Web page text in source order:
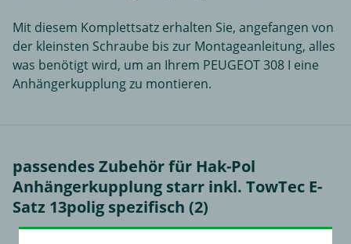
Mit diesem Komplettsatz erhalten Sie, angefangen von
der kleinsten Schraube bis zur Montageanleitung, alles
was benötigt wird, um an Ihrem PEUGEOT 308 I eine
Anhängerkupplung zu montieren.
passendes Zubehör für Hak-Pol
Anhängerkupplung starr inkl. TowTec E-
Satz 13polig spezifisch (2)